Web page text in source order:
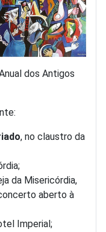
dos Antigos
, no claustro da
da Misericórdia,
aberto à
Imperial;